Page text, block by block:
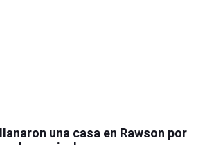
una casa en Rawson por